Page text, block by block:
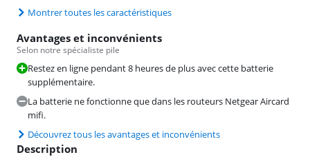
Montrer toutes les caractéristiques
Avantages et inconvénients
Selon notre spécialiste pile
Restez en ligne pendant 8 heures de plus avec cette batterie
supplémentaire.
La batterie ne fonctionne que dans les routeurs Netgear Aircard
mifi.
Découvrez tous les avantages et inconvénients
Description